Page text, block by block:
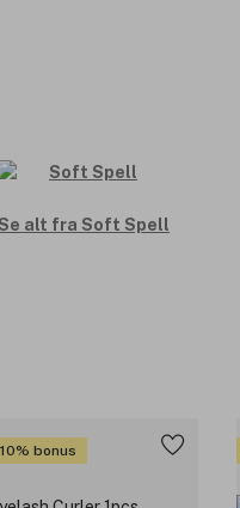
Se alt fra Soft Spell
bonus